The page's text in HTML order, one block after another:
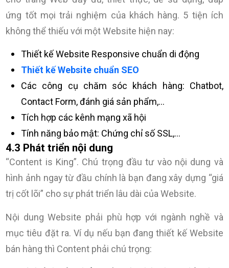
ứng tốt mọi trải nghiệm của khách hàng. 5 tiện ích
không thể thiếu với một Website hiện nay:
Thiết kế Website Responsive chuẩn di động
Thiết kế Website chuẩn SEO
Các công cụ chăm sóc khách hàng: Chatbot,
Contact Form, đánh giá sản phẩm,…
Tích hợp các kênh mạng xã hội
Tính năng bảo mật: Chứng chỉ số SSL,…
4.3 Phát triển nội dung
“Content is King”. Chú trọng đầu tư vào nội dung và
hình ảnh ngay từ đầu chính là bạn đang xây dựng “giá
trị cốt lõi” cho sự phát triển lâu dài của Website.
Nội dung Website phải phù hợp với ngành nghề và
mục tiêu đặt ra. Ví dụ nếu bạn đang thiết kế Website
bán hàng thì Content phải chú trọng: